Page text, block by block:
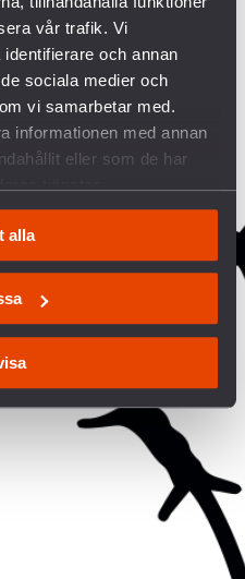
vår trafik. Vi
och annan
sociala medier och
vi samarbetar med.
informationen med annan
eller som de har
alla